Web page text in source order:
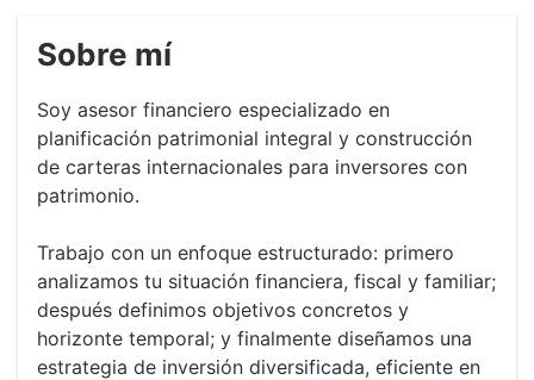
Sobre mí
Soy asesor financiero especializado en
planificación patrimonial integral y construcción
de carteras internacionales para inversores con
patrimonio.
Trabajo con un enfoque estructurado: primero
analizamos tu situación financiera, fiscal y familiar;
después definimos objetivos concretos y
horizonte temporal; y finalmente diseñamos una
estrategia de inversión diversificada, eficiente en